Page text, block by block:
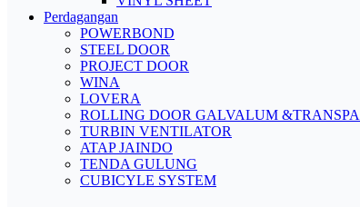
Perdagangan
POWERBOND
STEEL DOOR
PROJECT DOOR
WINA
LOVERA
ROLLING DOOR GALVALUM
TURBIN VENTILATOR
ATAP JAINDO
TENDA GULUNG
CUBICYLE SYSTEM